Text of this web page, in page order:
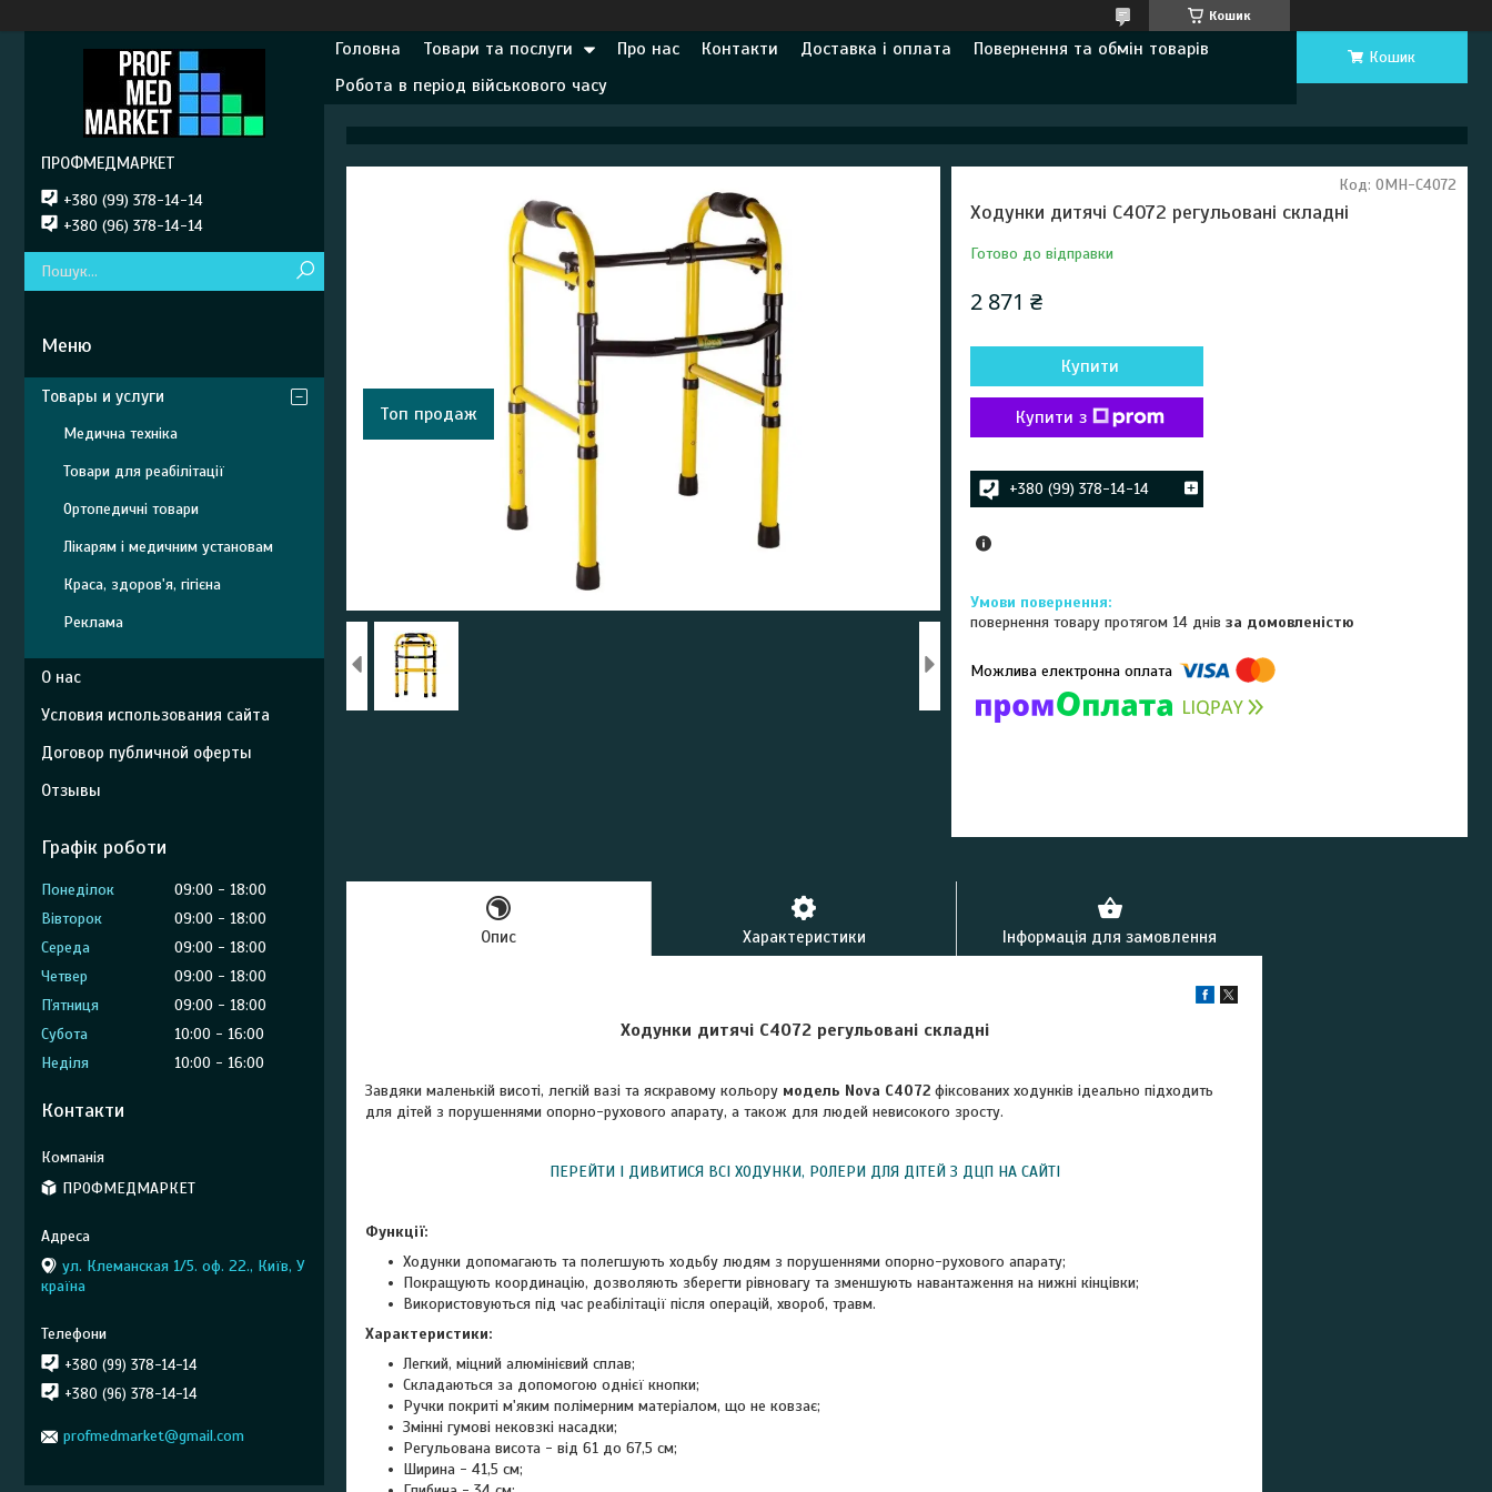
Кошик
Головна Товари та послуги Про нас Контакти Доставка і оплата
Повернення та обмін товарів
Робота в період військового часу
Кошик
Топ продаж
Ходунки дитячі C4072 регульовані складні
Готово до відправки
Код: OMH-C4072
2 871 ₴
Купити
Купити з
+380 (99) 378-14-14
повернення товару протягом 14 днівза домовленістю
Опис Характеристики Інформація для замовлення
Ходунки дитячі C4072 регульовані складні
Завдяки маленькій висоті, легкій вазі та яскравому кольору модель Nova С4072 фіксованих ходунків ідеально підходить
для дітей з порушеннями опорно-рухового апарату, а також для людей невисокого зросту.
ПЕРЕЙТИ І ДИВИТИСЯ ВСІ ХОДУНКИ, РОЛЕРИ ДЛЯ ДІТЕЙ З ДЦП НА САЙТІ
Функції:
Ходунки допомагають та полегшують ходьбу людям з порушеннями опорно-рухового апарату;
Покращують координацію, дозволяють зберегти рівновагу та зменшують навантаження на нижні кінцівки;
Використовуються під час реабілітації після операцій, хвороб, травм.
Характеристики:
Легкий, міцний алюмінієвий сплав;
Складаються за допомогою однієї кнопки;
Ручки покриті м'яким полімерним матеріалом, що не ковзає;
Змінні гумові нековзкі насадки;
Регульована висота - від 61 до 67,5 см;
Ширина - 41,5 см;
ПРОФМЕДМАРКЕТ
+380 (99) 378-14-14
+380 (96) 378-14-14
Товары и услуги
Медична техніка
Товари для реабілітації
Ортопедичні товари
Лікарям і медичним установам
Краса, здоров'я, гігієна
Реклама
О нас
Условия использования сайта
Договор публичной оферты
Отзывы
Графік роботи
Понеділок 09:00
18:00
Вівторок
09:00
18:00
Середа
09:00
18:00
Четвер
09:00
18:00
Пʼятниця
09:00
18:00
Субота
10:00
16:00
Неділя
10:00 16:00
Контакти
ПРОФМЕДМАРКЕТ
ул. Клеманская 1/5. оф. 22., Київ, У
країна
+380 (99) 378-14-14
+380 (96) 378-14-14
profmedmarket@gmail.com